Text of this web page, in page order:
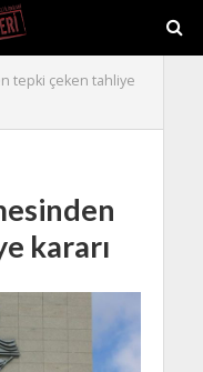
tepki çeken tahliye
kararı